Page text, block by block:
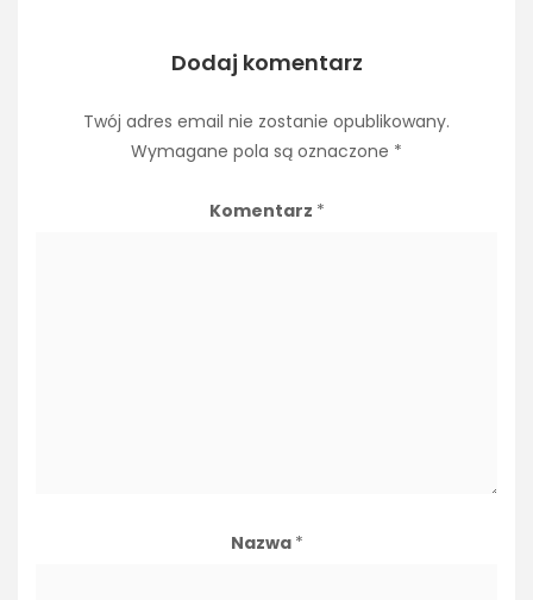
Dodaj komentarz
Twój adres email nie zostanie opublikowany.
Wymagane pola są oznaczone *
Komentarz *
Nazwa *